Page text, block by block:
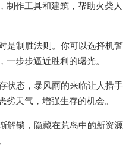
制作工具和建筑，帮助火柴人
是制胜法则。你可以选择机警
一步步逼近胜利的曙光。
状态，暴风雨的来临让人措手
天气，增强生存的机会。
解锁，隐藏在荒岛中的新资源